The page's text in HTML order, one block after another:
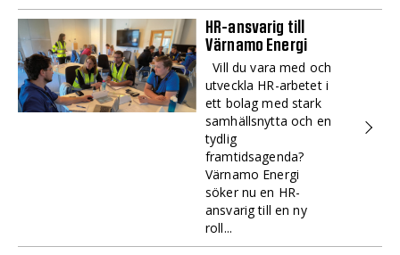
HR-ansvarig till
Värnamo Energi
Vill du vara med och
utveckla HR-arbetet i
ett bolag med stark
samhällsnytta och en
tydlig
framtidsagenda?
Värnamo Energi
söker nu en HR-
ansvarig till en ny
roll...